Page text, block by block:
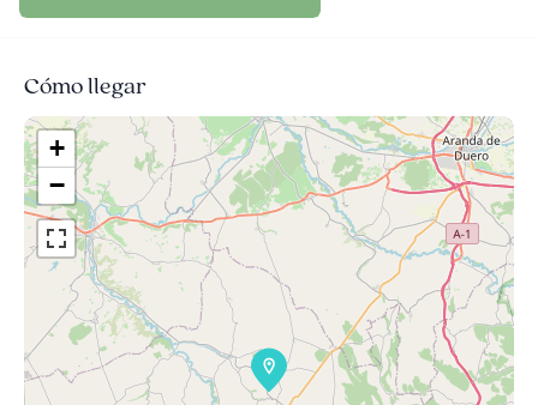
Cómo llegar
+
−